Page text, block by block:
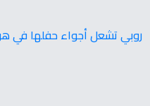
روبي تشعل أجواء حفلها في